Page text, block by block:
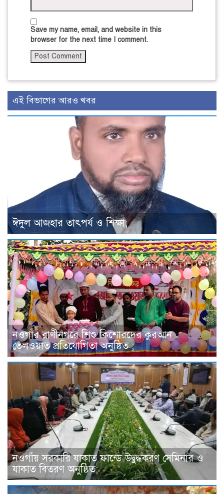
Save my name, email, and website in this
browser for the next time I comment.
এই বিভাগের আরও খবর
ঈদুল আজহার তাৎপর্য ও শিক্ষা;
নওগাঁর রাণীনগরে শিশু কিশোরদের কুরআন
তেলওয়াত প্রতিযোগিতা অনুষ্ঠিত ;
নওগাঁয় সরকারি যাকাত ফান্ডে উদ্বুদ্ধকরণ সেমিনার ও
যাকাত বিতরণ অনুষ্ঠিত;